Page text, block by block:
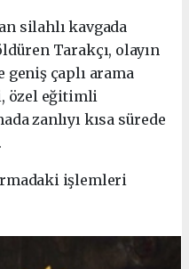
silahlı kavgada
Tarakçı, olayın
geniş çaplı arama
özel eğitimli
zanlıyı kısa sürede
işlemleri